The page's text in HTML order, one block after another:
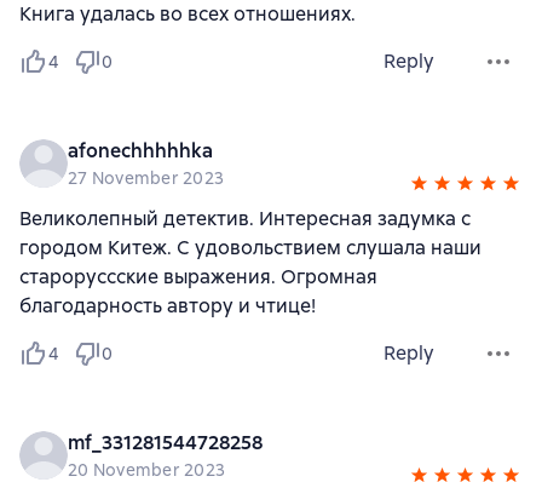
Книга удалась во всех отношениях.
4 0 Reply
afonechhhhhka
27 November 2023
Великолепный детектив. Интересная задумка с
городом Китеж. С удовольствием слушала наши
староруссские выражения. Огромная
благодарность автору и чтице!
4 0 Reply
mf_331281544728258
20 November 2023